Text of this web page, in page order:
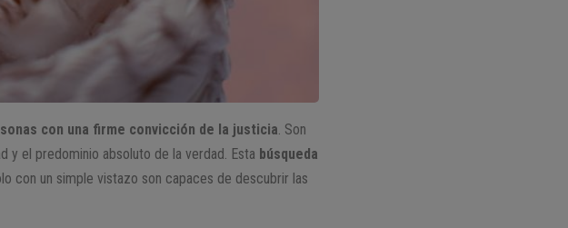
con una firme convicción de la justicia. Son
y el predominio absoluto de la verdad. Esta búsqueda
con un simple vistazo son capaces de descubrir las